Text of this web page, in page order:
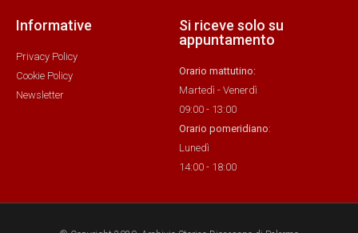
Informative
Privacy Policy
Cookie Policy
Newsletter
Si riceve solo su
appuntamento
Orario mattutino:
Martedì - Venerdì
09:00 - 13:00
Orario pomeridiano:
Lunedì
14:00 - 18:00